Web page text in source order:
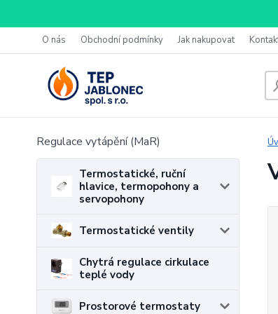
O nás Obchodní podmínky Jak nakupovat
Regulace vytápění (MaR)
Termostatické, ruční
hlavice, termopohony a
servopohony
Termostatické ventily
Chytrá regulace cirkulace
teplé vody
Prostorové termostaty